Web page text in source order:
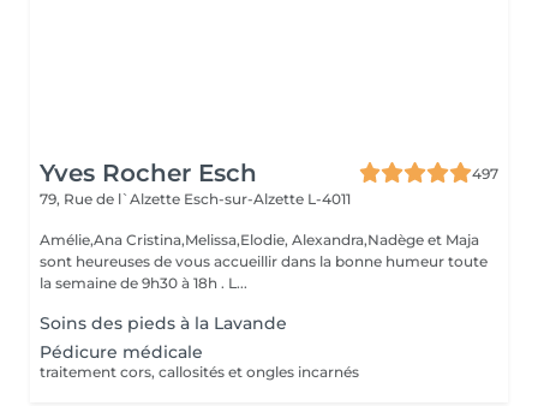
Yves Rocher Esch
497
79, Rue de l`Alzette Esch-sur-Alzette L-4011
Amélie,Ana Cristina,Melissa,Elodie, Alexandra,Nadège et Maja
sont heureuses de vous accueillir dans la bonne humeur toute
la semaine de 9h30 à 18h . L...
Soins des pieds à la Lavande
Pédicure médicale
traitement cors, callosités et ongles incarnés